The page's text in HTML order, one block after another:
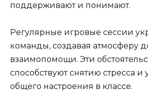
поддерживают и понимают.
Регулярные игровые сессии
команды, создавая атмосферу
взаимопомощи. Эти
способствуют снятию стресса
общего настроения в классе.